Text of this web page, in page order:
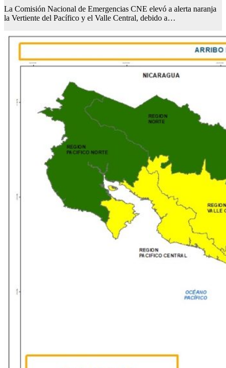
La Comisión Nacional de Emergencias CNE elevó a alerta naranja
la Vertiente del Pacífico y el Valle Central, debido a…